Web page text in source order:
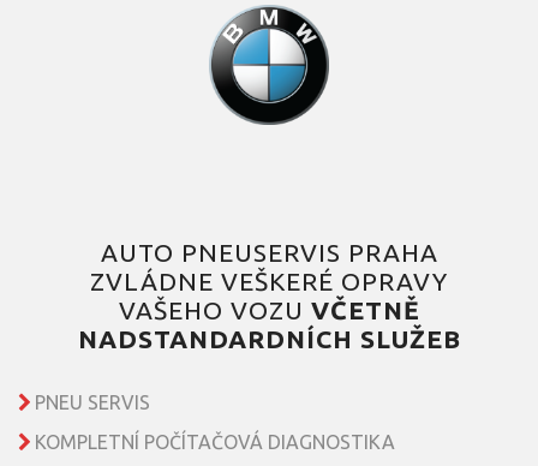
AUTO PNEUSERVIS PRAHA
ZVLÁDNE VEŠKERÉ OPRAVY
VAŠEHO VOZU VČETNĚ
NADSTANDARDNÍCH SLUŽEB
PNEU SERVIS
KOMPLETNÍ POČÍTAČOVÁ DIAGNOSTIKA